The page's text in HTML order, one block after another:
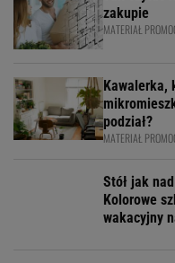
zakupie
MATERIAŁ
Kawalerka,
podział?
MATERIAŁ
Stół jak
Kolorowe
wakacyjny